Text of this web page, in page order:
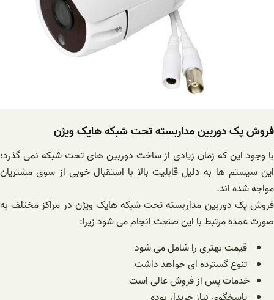
فروش پک دوربین مداربسته تحت شبکه هایک ویژن
با وجود این که زمان زیادی از ساخت دوربین های تحت شبکه نمی گذرد؛
این سیستم ها به دلیل قابلیت بالا با استقبال خوبی از سوی مشتریان
مواجه شده اند.
فروش پک دوربین مداربسته تحت شبکه هایک ویژن در مراکز مختلف به
صورت عمده مرتبط با این صنعت انجام می شود زیرا:
قیمت بهتری را شامل می شود
تنوع گسترده ای خواهد داشت
خدمات پس از فروش عالی است